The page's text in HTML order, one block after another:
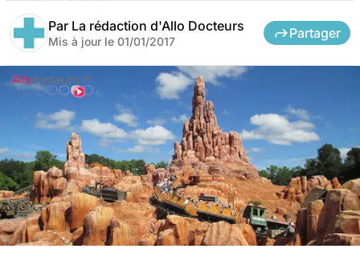
Par La rédaction d'Allo Docteurs
Mis à jour le 01/01/2017
Partager